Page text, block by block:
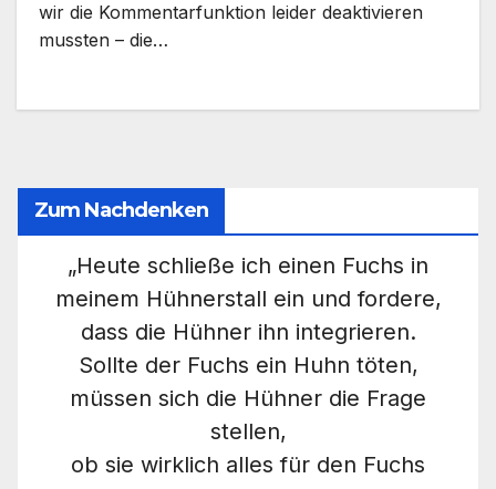
wir die Kommentarfunktion leider deaktivieren
mussten – die…
Zum Nachdenken
„Heute schließe ich einen Fuchs in
meinem Hühnerstall ein und fordere,
dass die Hühner ihn integrieren.
Sollte der Fuchs ein Huhn töten,
müssen sich die Hühner die Frage
stellen,
ob sie wirklich alles für den Fuchs